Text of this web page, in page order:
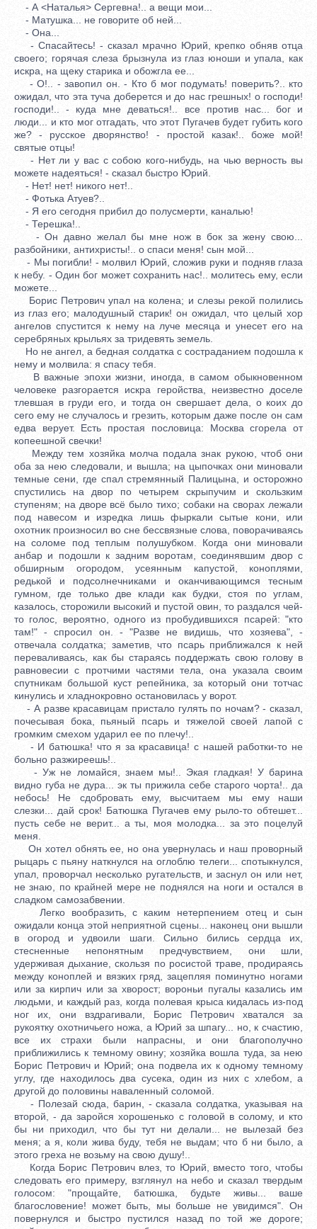
- А <Наталья> Сергевна!.. а вещи мои...
- Матушка... не говорите об ней...
- Она...
- Спасайтесь! - сказал мрачно Юрий, крепко обняв отца
своего; горячая слеза брызнула из глаз юноши и упала, как
искра, на щеку старика и обожгла ее...
- О!.. - завопил он. - Кто б мог подумать! поверить?.. кто
ожидал, что эта туча доберется и до нас грешных! о господи!
господи!.. - куда мне деваться!.. все против нас... бог и
люди... и кто мог отгадать, что этот Пугачев будет губить кого
же? - русское дворянство! - простой казак!.. боже мой!
святые отцы!
- Нет ли у вас с собою кого-нибудь, на чью верность вы
можете надеяться! - сказал быстро Юрий.
- Нет! нет! никого нет!..
- Фотька Атуев?..
- Я его сегодня прибил до полусмерти, каналью!
- Терешка!..
- Он давно желал бы мне нож в бок за жену свою...
разбойники, антихристы!.. о спаси меня! сын мой...
- Мы погибли! - молвил Юрий, сложив руки и подняв глаза
к небу. - Один бог может сохранить нас!.. молитесь ему, если
можете...
Борис Петрович упал на колена; и слезы рекой полились
из глаз его; малодушный старик! он ожидал, что целый хор
ангелов спустится к нему на луче месяца и унесет его на
серебряных крыльях за тридевять земель.
Но не ангел, а бедная солдатка с состраданием подошла к
нему и молвила: я спасу тебя.
В важные эпохи жизни, иногда, в самом обыкновенном
человеке разгорается искра геройства, неизвестно доселе
тлевшая в груди его, и тогда он свершает дела, о коих до
сего ему не случалось и грезить, которым даже после он сам
едва верует. Есть простая пословица: Москва сгорела от
копеешной свечки!
Между тем хозяйка молча подала знак рукою, чтоб они
оба за нею следовали, и вышла; на цыпочках они миновали
темные сени, где спал стремянный Палицына, и осторожно
спустились на двор по четырем скрыпучим и скользким
ступеням; на дворе всё было тихо; собаки на сворах лежали
под навесом и изредка лишь фыркали сытые кони, или
охотник произносил во сне бессвязные слова, поворачиваясь
на соломе под теплым полушубком. Когда они миновали
анбар и подошли к задним воротам, соединявшим двор с
обширным огородом, усеянным капустой, коноплями,
редькой и подсолнечниками и оканчивающимся тесным
гумном, где только две клади как будки, стоя по углам,
казалось, сторожили высокий и пустой овин, то раздался чей-
то голос, вероятно, одного из пробудившихся псарей: "кто
там!" - спросил он. - "Разве не видишь, что хозяева", -
отвечала солдатка; заметив, что псарь приближался к ней
переваливаясь, как бы стараясь поддержать свою голову в
равновесии с протчими частями тела, она указала своим
спутникам большой куст репейника, за который они тотчас
кинулись и хладнокровно остановилась у ворот.
- А разве красавицам пристало гулять по ночам? - сказал,
почесывая бока, пьяный псарь и тяжелой своей лапой с
громким смехом ударил ее по плечу!..
- И батюшка! что я за красавица! с нашей работки-то не
больно разжиреешь!..
- Уж не ломайся, знаем мы!.. Экая гладкая! У барина
видно губа не дура... эк ты прижила себе старого чорта!.. да
небось! Не сдобровать ему, высчитаем мы ему наши
слезки... дай срок! Батюшка Пугачев ему рыло-то обтешет...
пусть себе не верит... а ты, моя молодка... за это поцелуй
меня.
Он хотел обнять ее, но она увернулась и наш проворный
рыцарь с пьяну наткнулся на оглоблю телеги... спотыкнулся,
упал, проворчал несколько ругательств, и заснул он или нет,
не знаю, по крайней мере не поднялся на ноги и остался в
сладком самозабвении.
Легко вообразить, с каким нетерпением отец и сын
ожидали конца этой неприятной сцены... наконец они вышли
в огород и удвоили шаги. Сильно бились сердца их,
стесненные непонятным предчувствием, они шли,
удерживая дыхание, скользя по росистой траве, продираясь
между коноплей и вязких гряд, зацепляя поминутно ногами
или за кирпич или за хворост; вороньи пугалы казались им
людьми, и каждый раз, когда полевая крыса кидалась из-под
ног их, они вздрагивали, Борис Петрович хватался за
рукоятку охотничьего ножа, а Юрий за шпагу... но, к счастию,
все их страхи были напрасны, и они благополучно
приближились к темному овину; хозяйка вошла туда, за нею
Борис Петрович и Юрий; она подвела их к одному темному
углу, где находилось два сусека, один из них с хлебом, а
другой до половины наваленный соломой.
- Полезай сюда, барин, - сказала солдатка, указывая на
второй, - да заройся хорошенько с головой в солому, и кто
бы ни приходил, что бы тут ни делали... не вылезай без
меня; а я, коли жива буду, тебя не выдам; что б ни было, а
этого греха не возьму на свою душу!..
Когда Борис Петрович влез, то Юрий, вместо того, чтобы
следовать его примеру, взглянул на небо и сказал твердым
голосом: "прощайте, батюшка, будьте живы... ваше
благословение! может быть, мы больше не увидимся". Он
повернулся и быстро пустился назад по той же дороге;